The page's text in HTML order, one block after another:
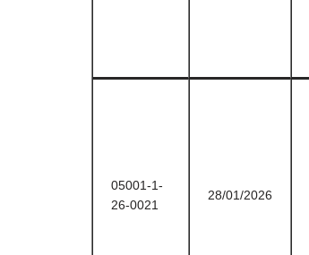
05001-1-
26-0021
28/01/2026